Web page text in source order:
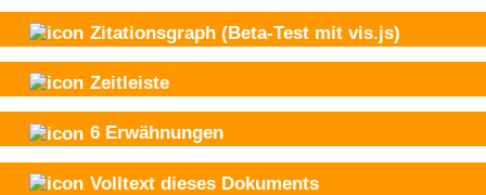
Zitationsgraph (Beta-Test mit vis.js)
Zeitleiste
6 Erwähnungen
Volltext dieses Dokuments